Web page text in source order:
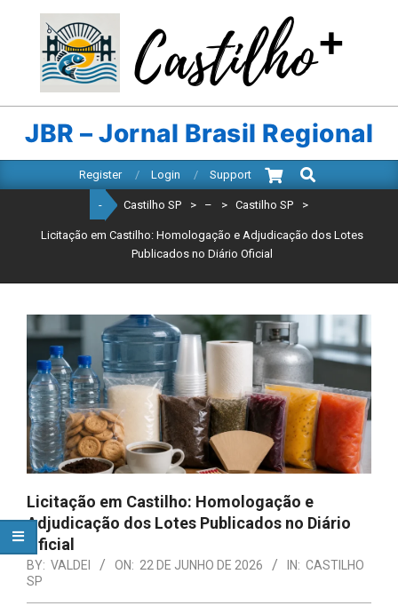
content
CASTILHO
SP
JBR – Jornal Brasil Regional
Navigation
Register Login Support
Search
- Castilho SP > – > Castilho SP >
Licitação em Castilho: Homologação e Adjudicação dos Lotes
Publicados no Diário Oficial
Licitação em Castilho: Homologação e
Adjudicação dos Lotes Publicados no Diário
Oficial
BY: VALDEI ON: 22 DE JUNHO DE 2026 IN: CASTILHO
SP